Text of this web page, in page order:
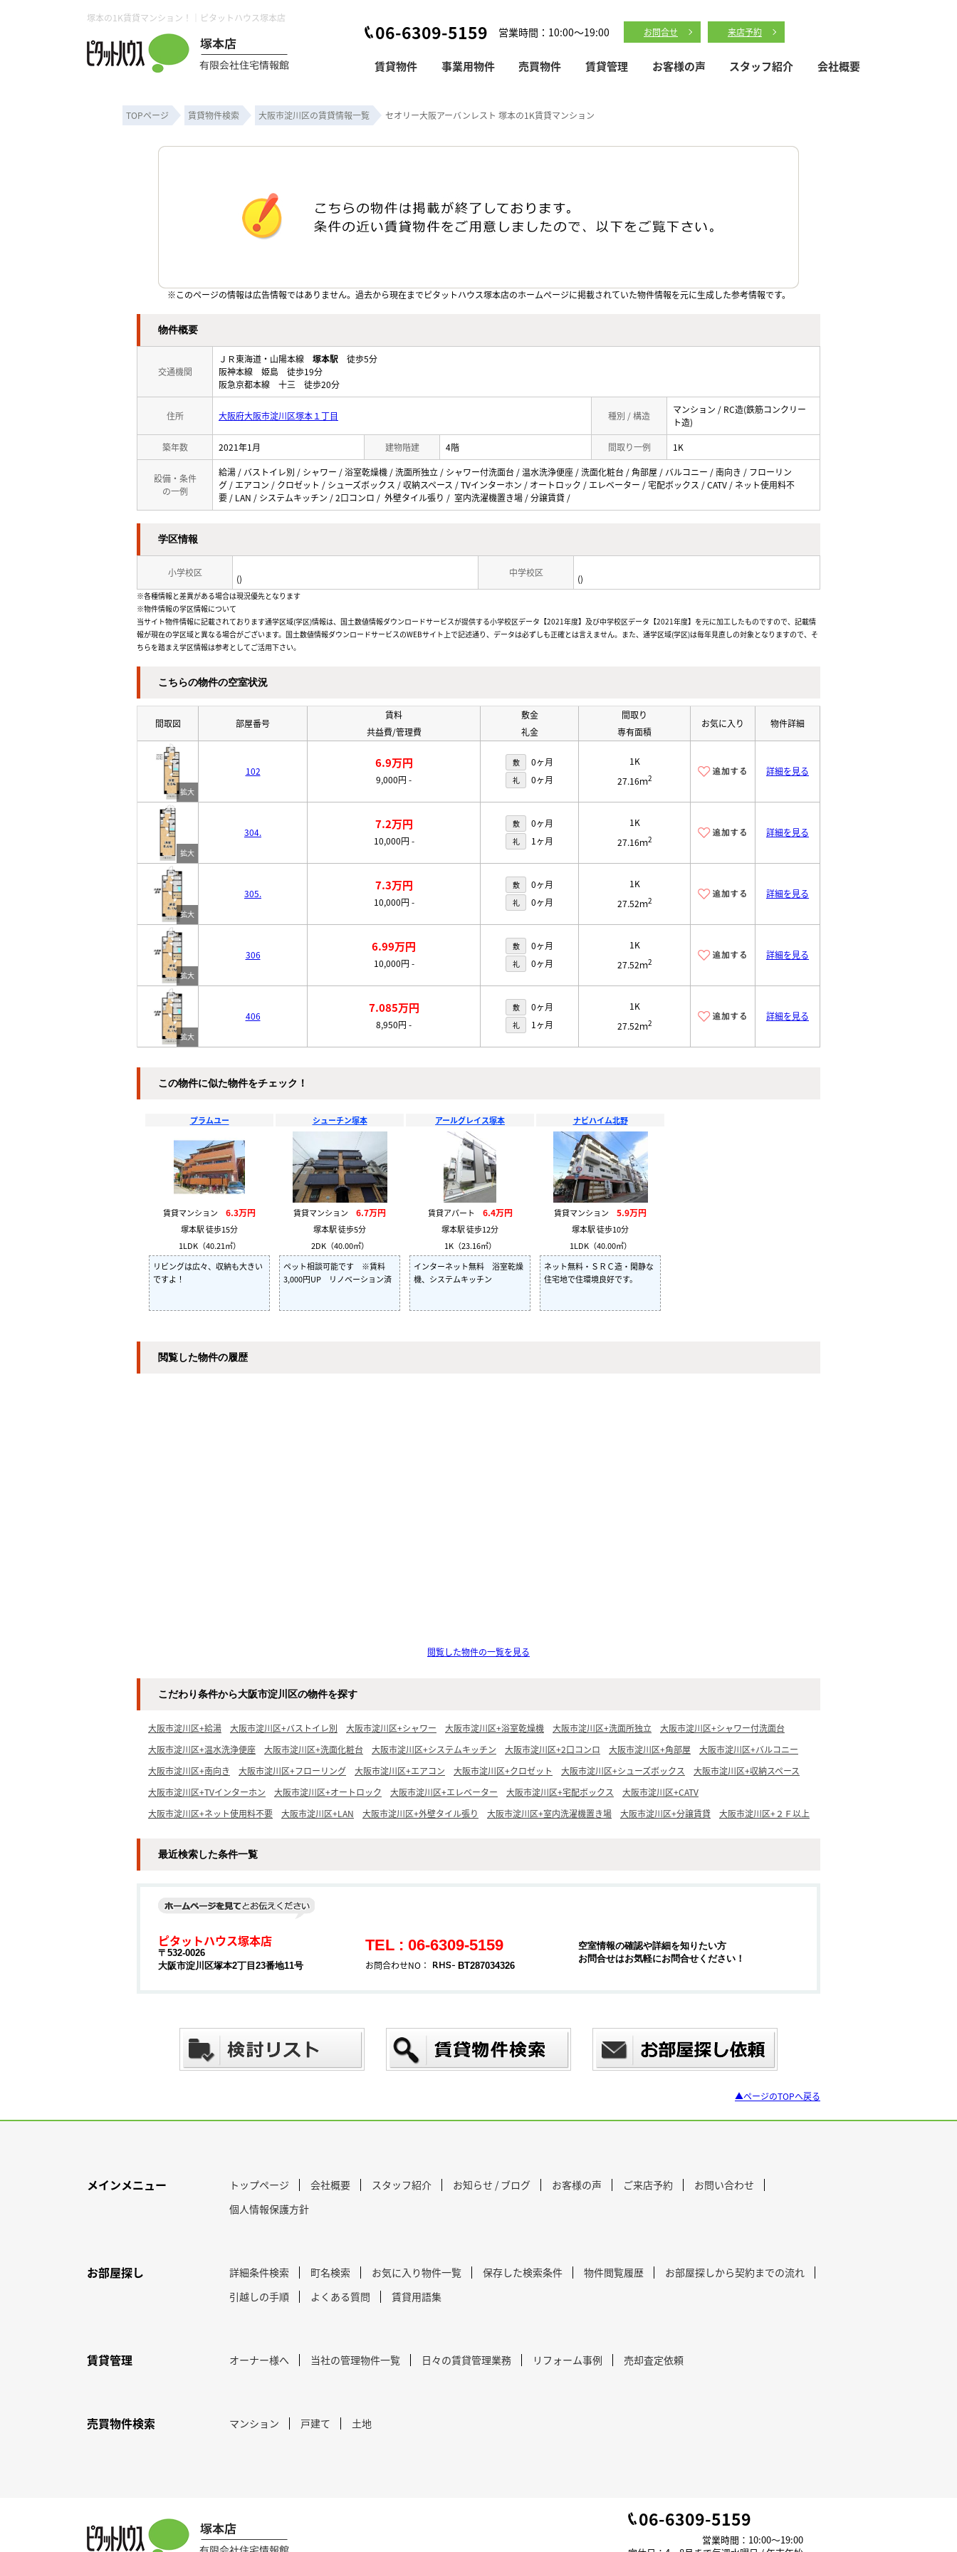
塚本の1K賃貸マンション！｜ピタットハウス塚本店
06-6309-5159 営業時間：10:00～19:00 お問合せ 来店予約
賃貸物件 事業用物件 売買物件 賃貸管理 お客様の声 スタッフ紹介 会社概要
TOPページ 賃貸物件検索 大阪市淀川区の賃貸情報一覧 セオリー大阪アーバンレスト 塚本の1K賃貸マンション
※このページの情報は広告情報ではありません。過去から現在までピタットハウス塚本店のホームぺージに掲載されていた物件情報を元に生成した参考情報です。
物件概要
交通機関
ＪＲ東海道・山陽本線 塚本駅 徒歩5分
阪神本線 姫島 徒歩19分
阪急京都本線 十三 徒歩20分
住所 大阪府大阪市淀川区塚本１丁目 種別 / 構造
マンション / RC造(鉄筋コンクリー
ト造)
築年数 2021年1月 建物階建 4階 間取り一例 1K
設備・条件
の一例
給湯 / バストイレ別 / シャワー / 浴室乾燥機 / 洗面所独立 / シャワー付洗面台 / 温水洗浄便座 / 洗面化粧台 / 角部屋 / バルコニー / 南向き / フローリン
グ / エアコン / クロゼット / シューズボックス / 収納スペース / TVインターホン / オートロック / エレベーター / 宅配ボックス / CATV / ネット使用料不
要 / LAN / システムキッチン / 2口コンロ / 外壁タイル張り / 室内洗濯機置き場 / 分譲賃貸 /
学区情報
小学校区
()
中学校区
()
※各種情報と差異がある場合は現況優先となります
※物件情報の学区情報について
当サイト物件情報に記載されております通学区域(学区)情報は、国土数値情報ダウンロードサービスが提供する小学校区データ【2021年度】及び中学校区データ【2021年度】を元に加工したものですので、記載情
報が現在の学区域と異なる場合がございます。国土数値情報ダウンロードサービスのWEBサイト上で記述通り、データは必ずしも正確とは言えません。また、通学区域(学区)は毎年見直しの対象となりますので、そ
ちらを踏まえ学区情報は参考としてご活用下さい。
こちらの物件の空室状況
間取図 部屋番号
賃料
共益費/管理費
敷金
礼金
間取り
専有面積
お気に入り 物件詳細
102
6.9万円
9,000円 -
敷 0ヶ月
礼 0ヶ月
1K
27.16ｍ2
詳細を見る
304.
7.2万円
10,000円 -
敷 0ヶ月
礼 1ヶ月
1K
27.16ｍ2
詳細を見る
305.
7.3万円
10,000円 -
敷 0ヶ月
礼 0ヶ月
1K
27.52ｍ2
詳細を見る
306
6.99万円
10,000円 -
敷 0ヶ月
礼 0ヶ月
1K
27.52ｍ2
詳細を見る
406
7.085万円
8,950円 -
敷 0ヶ月
礼 1ヶ月
1K
27.52ｍ2
詳細を見る
この物件に似た物件をチェック！
プラムユー
賃貸マンション 6.3万円
塚本駅 徒歩15分
1LDK（40.21㎡）
リビングは広々、収納も大きい
ですよ！
シューチン塚本
賃貸マンション 6.7万円
塚本駅 徒歩5分
2DK（40.00㎡）
ペット相談可能です ※賃料
3,000円UP リノベーション済
アールグレイス塚本
賃貸アパート 6.4万円
塚本駅 徒歩12分
1K（23.16㎡）
インターネット無料 浴室乾燥
機、システムキッチン
ナビハイム北野
賃貸マンション 5.9万円
塚本駅 徒歩10分
1LDK（40.00㎡）
ネット無料・ＳＲＣ造・閑静な
住宅地で住環境良好です。
閲覧した物件の履歴
閲覧した物件の一覧を見る
こだわり条件から大阪市淀川区の物件を探す
大阪市淀川区+給湯 大阪市淀川区+バストイレ別 大阪市淀川区+シャワー 大阪市淀川区+浴室乾燥機 大阪市淀川区+洗面所独立
大阪市淀川区+シャワー付洗面台
大阪市淀川区+温水洗浄便座
大阪市淀川区+洗面化粧台 大阪市淀川区+システムキッチン 大阪市淀川区+2口コンロ 大阪市淀川区+角部屋
大阪市淀川区+バルコニー
大阪市淀川区+南向き
大阪市淀川区+フローリング 大阪市淀川区+エアコン 大阪市淀川区+クロゼット 大阪市淀川区+シューズボックス
大阪市淀川区+収納スペース
大阪市淀川区+TVインターホン
大阪市淀川区+オートロック 大阪市淀川区+エレベーター 大阪市淀川区+宅配ボックス
大阪市淀川区+CATV
大阪市淀川区+ネット使用料不要
大阪市淀川区+LAN 大阪市淀川区+外壁タイル張り 大阪市淀川区+室内洗濯機置き場 大阪市淀川区+分譲賃貸 大阪市淀川区+２Ｆ以上
最近検索した条件一覧
ピタットハウス塚本店
〒532-0026
大阪市淀川区塚本2丁目23番地11号
TEL : 06-6309-5159
お問合わせNO： BT287034326
空室情報の確認や詳細を知りたい方
お問合せはお気軽にお問合せください！
▲ページのTOPへ戻る
メインメニュー トップページ 会社概要 スタッフ紹介 お知らせ / ブログ お客様の声 ご来店予約
お問い合わせ
個人情報保護方針
お部屋探し 詳細条件検索 町名検索 お気に入り物件一覧 保存した検索条件 物件閲覧履歴
お部屋探しから契約までの流れ
引越しの手順
よくある質問 賃貸用語集
賃貸管理 オーナー様へ 当社の管理物件一覧 日々の賃貸管理業務 リフォーム事例 売却査定依頼
売買物件検索 マンション 戸建て 土地
06-6309-5159
営業時間：10:00～19:00